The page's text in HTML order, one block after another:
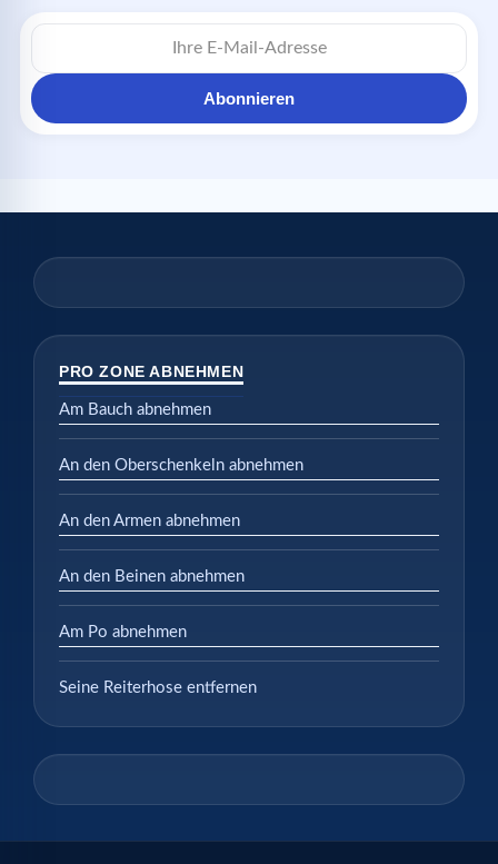
E-
Mail-
Abonnieren
PRO ZONE ABNEHMEN
Am Bauch abnehmen
An den Oberschenkeln abnehmen
An den Armen abnehmen
An den Beinen abnehmen
Am Po abnehmen
Seine Reiterhose entfernen